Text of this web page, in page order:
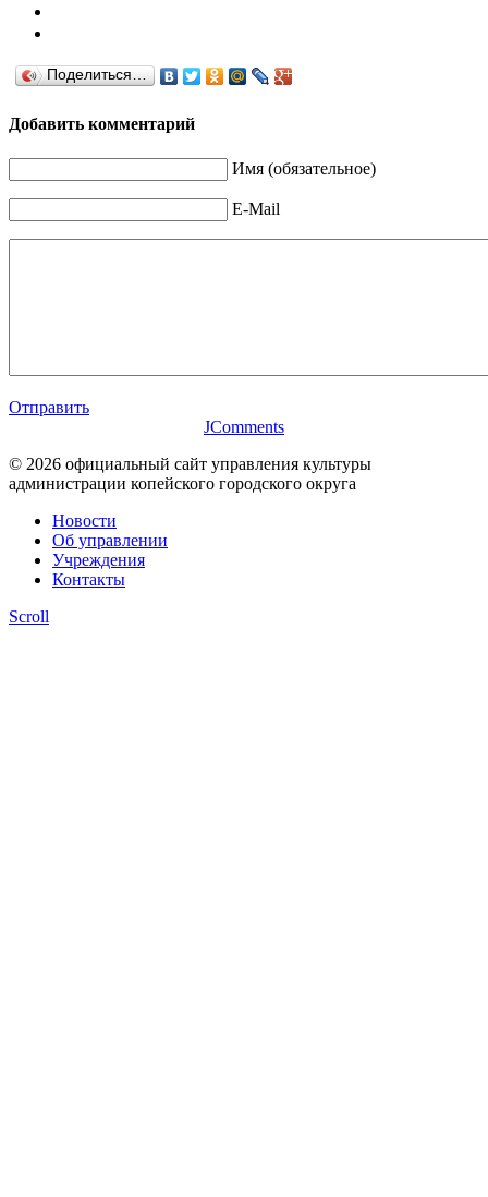
Поделиться…
Добавить комментарий
Имя (обязательное)
E-Mail
Отправить
JComments
© 2026 официальный сайт управления культуры
администрации копейского городского округа
Новости
Об управлении
Учреждения
Контакты
Scroll